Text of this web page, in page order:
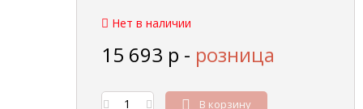
Нет в наличии
15 693 р - розница
В корзину